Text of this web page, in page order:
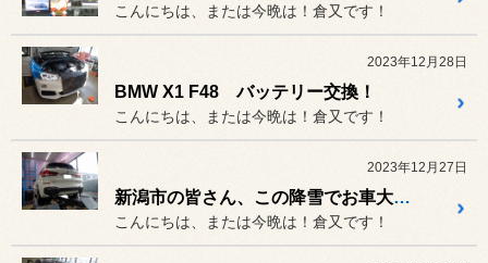
こんにちは、または今晩は！倉又です！
2023年12月28日
BMW X1 F48 バッテリー交換！
こんにちは、または今晩は！倉又です！
2023年12月27日
新潟市の皆さん、この降雪でお車大丈夫ですか？12月27日は定休日です！
こんにちは、または今晩は！倉又です！